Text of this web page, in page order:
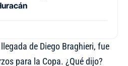
de Diego Braghieri, fue
para la Copa. ¿Qué dijo?